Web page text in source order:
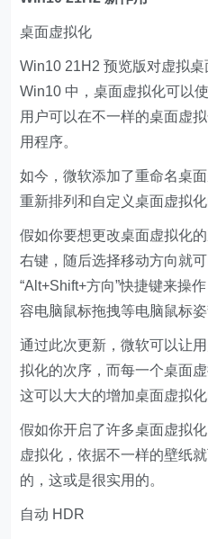
桌面虚拟化
Win10 21H2 预览版对虚拟
Win10 中，桌面虚拟化可以
用户可以在不一样的桌面虚
用程序。
如今，微软添加了重命名桌
重新排列和自定义桌面虚拟化
假如你要想更改桌面虚拟化
右键，随后选择移动方向就
“Alt+Shift+方向”快捷键来操
容电脑鼠标拖拽等电脑鼠标姿
通过此次更新，微软可以让
拟化的次序，而每一个桌面
这可以大大的增加桌面虚拟化
假如你开启了许多桌面虚拟
虚拟化，依据不一样的壁纸
的，这或是很实用的。
自动 HDR